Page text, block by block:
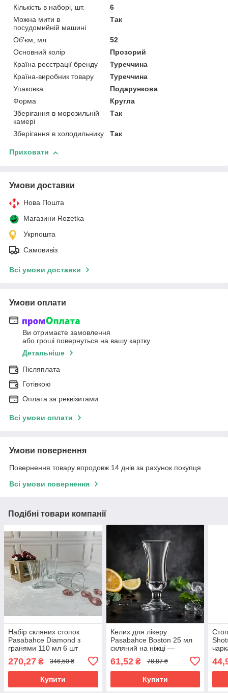
Кількість в наборі, шт.
6
Можна мити в
посудомийній машині
Так
Об'єм, мл
52
Основний колір
Прозорий
Країна реєстрації бренду
Туреччина
Країна-виробник товару
Туреччина
Упаковка
Подарункова
Форма
Кругла
Зберігання в морозильній
камері
Так
Зберігання в холодильнику Так
Приховати
Умови доставки
Нова Пошта
Магазини Rozetka
Укрпошта
Самовивіз
Всі умови доставки
Умови оплати
Ви отримаєте замовлення
або гроші повернуться на вашу картку
Детальніше
Післяплата
Готівкою
Оплата за реквізитами
Всі умови оплати
Умови повернення
Повернення товару впродовж 14 днів за рахунок покупця
Всі умови повернення
Подібні товари компанії
Набір скляних стопок
Pasabahce Diamond з
гранями 110 мл 6 шт
270,27 ₴ 346,50 ₴
Купити
Келих для лікеру
Pasabahce Boston 25 мл
скляний на ніжці —
міцних напоївe 44404/sl
61,52₴ 78,87 ₴
Купити